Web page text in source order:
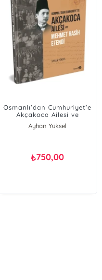
Osmanlı’dan Cumhuriyet’e
Akçakoca Ailesi ve
Mehmet Rasih Efendi
(Ciltli)
Ayhan Yüksel
₺750,00